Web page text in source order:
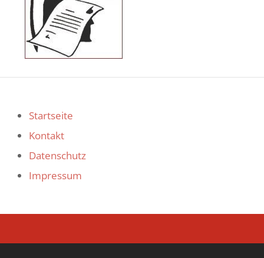
Startseite
Kontakt
Datenschutz
Impressum